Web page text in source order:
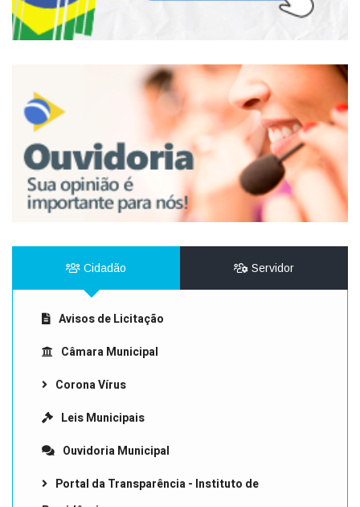
Cidadão Servidor
Avisos de Licitação
Câmara Municipal
Corona Vírus
Leis Municipais
Ouvidoria Municipal
Portal da Transparência - Instituto de